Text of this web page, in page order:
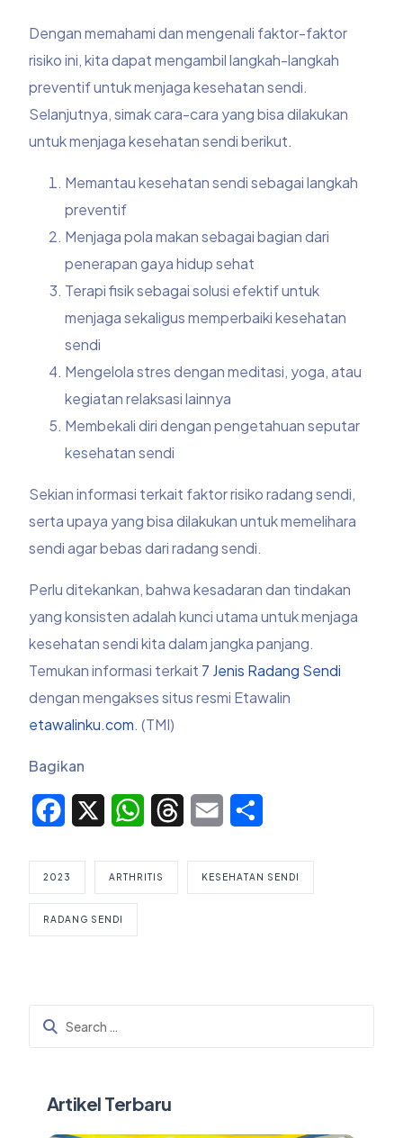
Dengan memahami dan mengenali faktor-faktor
risiko ini, kita dapat mengambil langkah-langkah
preventif untuk menjaga kesehatan sendi.
Selanjutnya, simak cara-cara yang bisa dilakukan
untuk menjaga kesehatan sendi berikut.
Memantau kesehatan sendi sebagai langkah
preventif
Menjaga pola makan sebagai bagian dari
penerapan gaya hidup sehat
Terapi fisik sebagai solusi efektif untuk
menjaga sekaligus memperbaiki kesehatan
sendi
Mengelola stres dengan meditasi, yoga, atau
kegiatan relaksasi lainnya
Membekali diri dengan pengetahuan seputar
kesehatan sendi
Sekian informasi terkait faktor risiko radang sendi,
serta upaya yang bisa dilakukan untuk memelihara
sendi agar bebas dari radang sendi.
Perlu ditekankan, bahwa kesadaran dan tindakan
yang konsisten adalah kunci utama untuk menjaga
kesehatan sendi kita dalam jangka panjang.
Temukan informasi terkait 7 Jenis Radang Sendi
dengan mengakses situs resmi Etawalin
etawalinku.com. (TMI)
Bagikan
Facebook WhatsAppThreadsEmail
2023 ARTHRITIS KESEHATAN SENDI
RADANG SENDI
Artikel Terbaru